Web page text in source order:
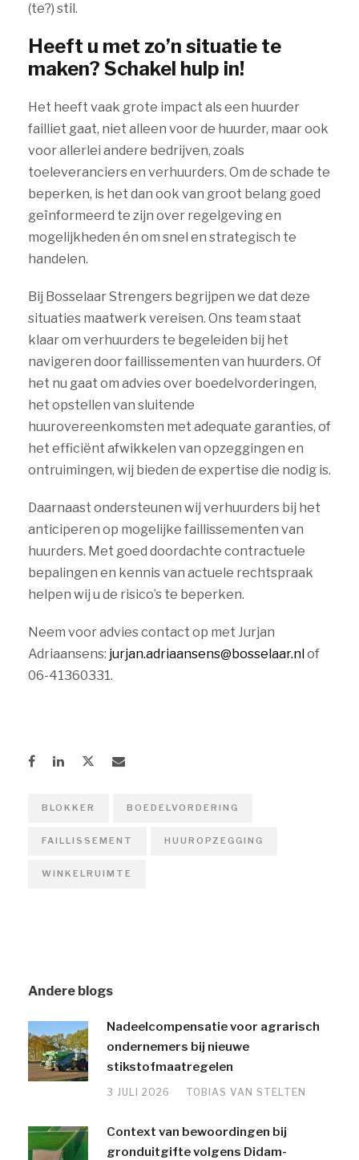
(te?) stil.
Heeft u met zo’n situatie te
maken? Schakel hulp in!
Het heeft vaak grote impact als een huurder
failliet gaat, niet alleen voor de huurder, maar ook
voor allerlei andere bedrijven, zoals
toeleveranciers en verhuurders. Om de schade te
beperken, is het dan ook van groot belang goed
geïnformeerd te zijn over regelgeving en
mogelijkheden én om snel en strategisch te
handelen.
Bij Bosselaar Strengers begrijpen we dat deze
situaties maatwerk vereisen. Ons team staat
klaar om verhuurders te begeleiden bij het
navigeren door faillissementen van huurders. Of
het nu gaat om advies over boedelvorderingen,
het opstellen van sluitende
huurovereenkomsten met adequate garanties, of
het efficiënt afwikkelen van opzeggingen en
ontruimingen, wij bieden de expertise die nodig is.
Daarnaast ondersteunen wij verhuurders bij het
anticiperen op mogelijke faillissementen van
huurders. Met goed doordachte contractuele
bepalingen en kennis van actuele rechtspraak
helpen wij u de risico’s te beperken.
Neem voor advies contact op met Jurjan
Adriaansens: jurjan.adriaansens@bosselaar.nlof
06-41360331.
BLOKKER BOEDELVORDERING
FAILLISSEMENT HUUROPZEGGING
WINKELRUIMTE
Andere blogs
Nadeelcompensatie voor agrarisch
ondernemers bij nieuwe
stikstofmaatregelen
3 JULI 2026 TOBIAS VAN STELTEN
Context van bewoordingen bij
gronduitgifte volgens Didam-